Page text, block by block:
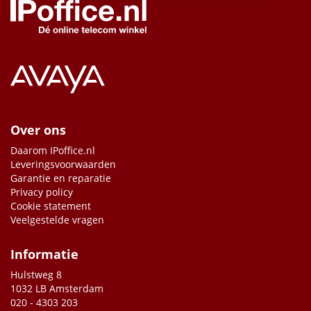
Over ons
Daarom IPoffice.nl
Leveringsvoorwaarden
Garantie en reparatie
Privacy policy
Cookie statement
Veelgestelde vragen
Informatie
Hulstweg 8
1032 LB Amsterdam
020 - 4303 203